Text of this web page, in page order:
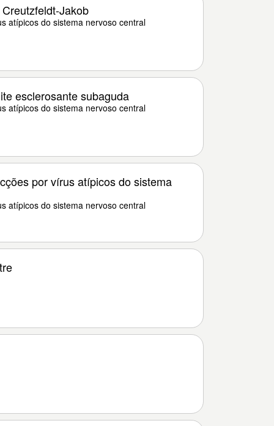
Jakob
atípicos do sistema nervoso central
esclerosante subaguda
atípicos do sistema nervoso central
por vírus atípicos do sistema
atípicos do sistema nervoso central